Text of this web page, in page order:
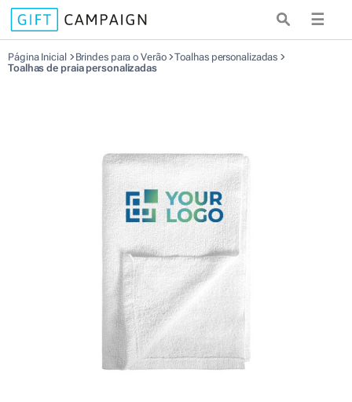
☰
Página Inicial Brindes para o Verão
Toalhas personalizadas
Toalhas de praia personalizadas